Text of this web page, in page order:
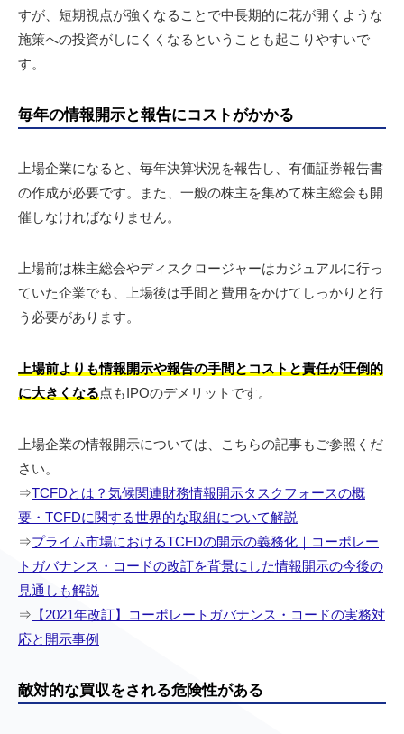
すが、短期視点が強くなることで中長期的に花が開くような
施策への投資がしにくくなるということも起こりやすいで
す。
毎年の情報開示と報告にコストがかかる
上場企業になると、毎年決算状況を報告し、有価証券報告書
の作成が必要です。また、一般の株主を集めて株主総会も開
催しなければなりません。
上場前は株主総会やディスクロージャーはカジュアルに行っ
ていた企業でも、上場後は手間と費用をかけてしっかりと行
う必要があります。
上場前よりも情報開示や報告の手間とコストと責任が圧倒的
に大きくなる点もIPOのデメリットです。
上場企業の情報開示については、こちらの記事もご参照くだ
さい。
⇒TCFDとは？気候関連財務情報開示タスクフォースの概
要・TCFDに関する世界的な取組について解説
⇒プライム市場におけるTCFDの開示の義務化｜コーポレー
トガバナンス・コードの改訂を背景にした情報開示の今後の
見通しも解説
⇒ 【2021年改訂】コーポレートガバナンス・コードの実務対
応と開示事例
敵対的な買収をされる危険性がある